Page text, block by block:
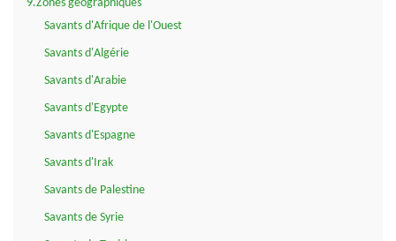
9.Zones géographiques
Savants d'Afrique de l'Ouest
Savants d'Algérie
Savants d'Arabie
Savants d'Egypte
Savants d'Espagne
Savants d'Irak
Savants de Palestine
Savants de Syrie